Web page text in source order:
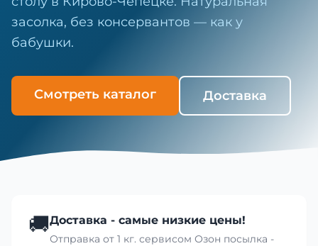
засолка, без консервантов — как у
бабушки.
Смотреть каталог Доставка
🚚Доставка - самые низкие цены!
Отправка от 1 кг. сервисом Озон посылка -